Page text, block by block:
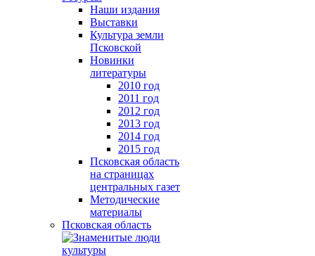
Наши издания
Выставки
Культура земли
Псковской
Новинки
литературы
2010 год
2011 год
2012 год
2013 год
2014 год
2015 год
Псковская область
на страницах
центральных газет
Методические
материалы
Псковская область